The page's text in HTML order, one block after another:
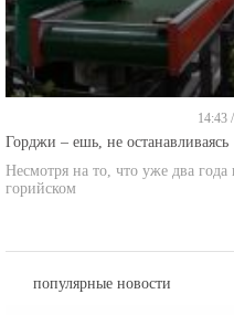
14:43
Горджи – ешь, не останавливаясь
Несмотря на то, что уже два
горийском
популярные новости